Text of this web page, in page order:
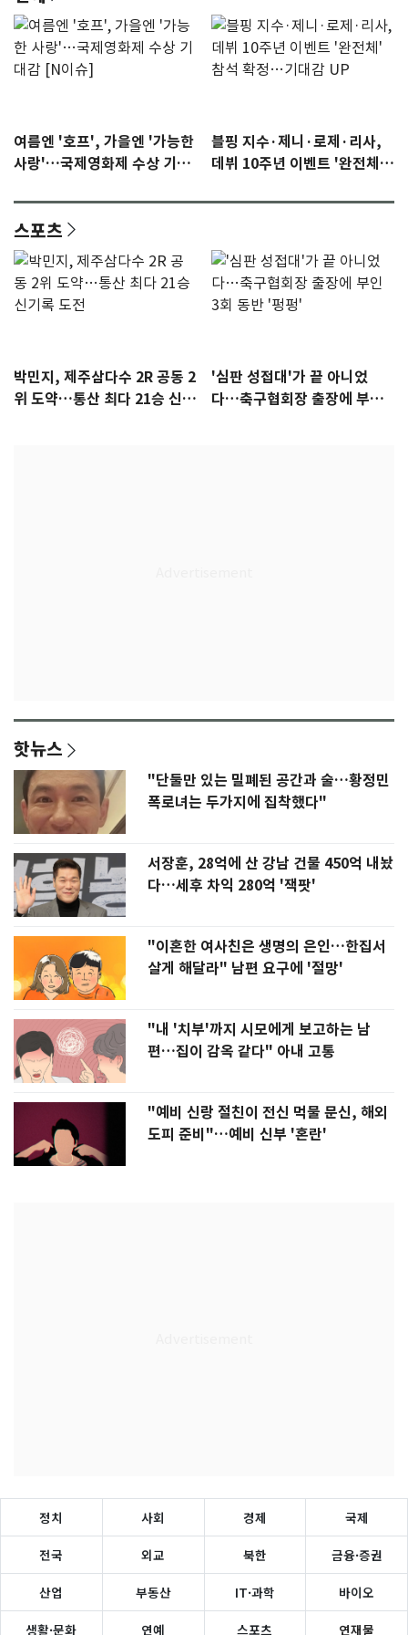
여름엔 '호프', 가을엔 '가능한
사랑'…국제영화제 수상 기대
블핑 지수·제니·로제·리사,
데뷔 10주년 이벤트 '완전체'
스포츠
박민지, 제주삼다수 2R 공동 2
위 도약…통산 최다 21승 신기
'심판 성접대'가 끝 아니었
다…축구협회장 출장에 부인
핫뉴스
"단둘만 있는 밀폐된 공간과 술…황정민
폭로녀는 두가지에 집착했다"
서장훈, 28억에 산 강남 건물 450억 내놨
다…세후 차익 280억 '잭팟'
"이혼한 여사친은 생명의 은인…한집서
살게 해달라" 남편 요구에 '절망'
"내 '치부'까지 시모에게 보고하는 남
편…집이 감옥 같다" 아내 고통
"예비 신랑 절친이 전신 먹물 문신, 해외
도피 준비"…예비 신부 '혼란'
정치 사회 경제 국제
전국 외교 북한 금융·증권
산업 부동산 IT·과학 바이오
생활·문화 연예 스포츠 연재물